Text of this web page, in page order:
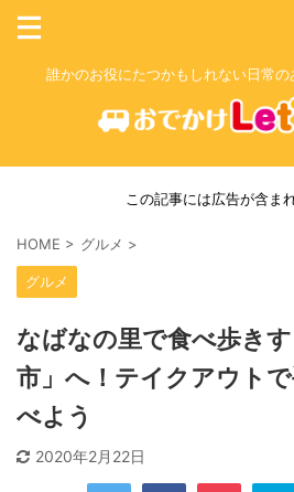
誰かのお役にたつかもしれない日常の
この記事には広告が含ま
HOME > グルメ >
グルメ
なばなの里で食べ歩き
市」へ！テイクアウト
べよう
2020年2月22日